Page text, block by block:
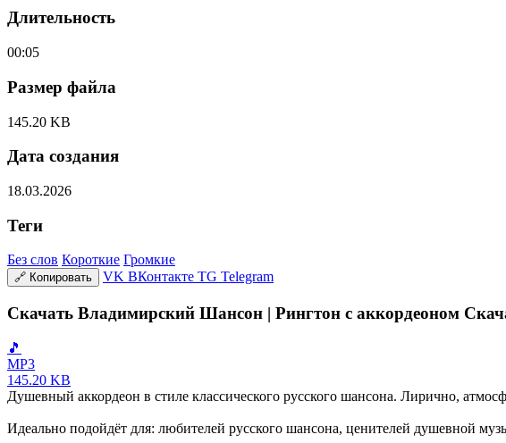
Длительность
00:05
Размер файла
145.20 KB
Дата создания
18.03.2026
Теги
Без слов Короткие Громкие
🔗 Копировать VK ВКонтакте TG Telegram
Скачать Владимирский Шансон | Рингтон с аккордеоном
🎵
MP3
145.20 KB
Душевный аккордеон в стиле классического русского шансона. Лирично,
Идеально подойдёт для: любителей русского шансона, ценителей душевной